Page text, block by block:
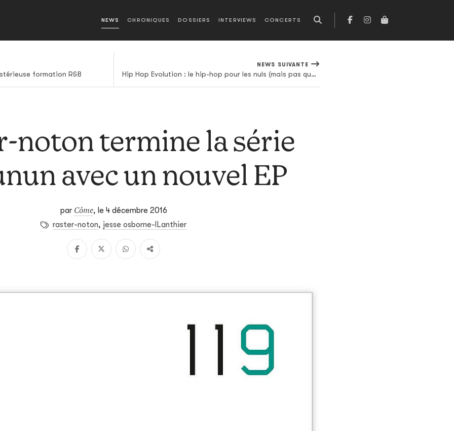
NEWS CHRONIQUES DOSSIERS INTERVIEWS CONCERTS
formation R&B
NEWS SUIVANTE
Hip Hop Evolution : le hip-hop pour les nuls (mais pas que) débarque sur Netflix
noton termine la série
avec un nouvel EP
par Côme, le 4 décembre 2016
raster-noton, jesse osborne-lLanthier